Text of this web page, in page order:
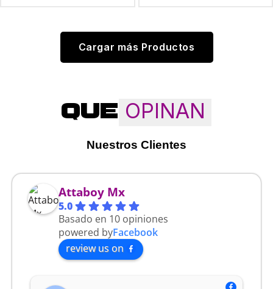
Cargar más Productos
QUE OPINAN
Nuestros Clientes
Attaboy Mx
5.0
Basado en 10 opiniones
powered byFacebook
review us on